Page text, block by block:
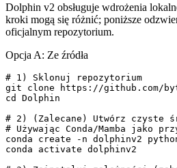
Dolphin v2 obsługuje wdrożenia
kroki mogą się różnić; poniższe
oficjalnym repozytorium.
Opcja A: Ze źródła
# 1) Sklonuj repozytorium
git clone https://github.com/
cd Dolphin
# 2) (Zalecane) Utwórz czyste
# Używając Conda/Mamba jako
conda create -n dolphinv2
conda activate dolphinv2